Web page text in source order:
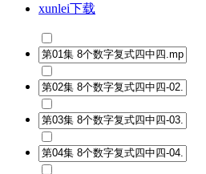
xunlei下载